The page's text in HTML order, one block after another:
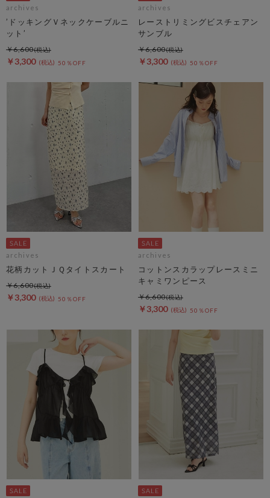
archives
’ドッキングＶネックケーブルニ
ット’
￥3,300 50％OFF
￥6,600
archives
レーストリミングビスチェアン
サンブル
￥3,300 50％OFF
￥6,600
archives
花柄カットＪＱタイトスカート
￥3,300 50％OFF
￥6,600
archives
コットンスカラップレースミニ
キャミワンピース
￥3,300 50％OFF
￥6,600